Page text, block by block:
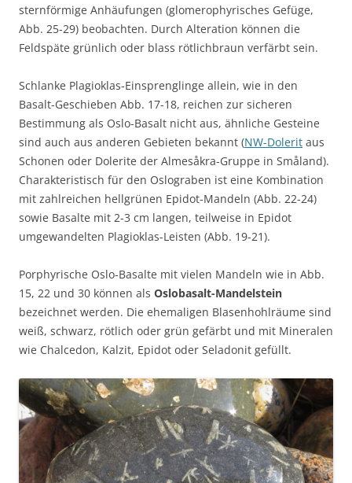
sternförmige Anhäufungen (glomerophyrisches Gefüge,
Abb. 25-29) beobachten. Durch Alteration können die
Feldspäte grünlich oder blass rötlichbraun verfärbt sein.
Schlanke Plagioklas-Einsprenglinge allein, wie in den
Basalt-Geschieben Abb. 17-18, reichen zur sicheren
Bestimmung als Oslo-Basalt nicht aus, ähnliche Gesteine
sind auch aus anderen Gebieten bekannt (NW-Dolerit aus
Schonen oder Dolerite der Almesåkra-Gruppe in Småland).
Charakteristisch für den Oslograben ist eine Kombination
mit zahlreichen hellgrünen Epidot-Mandeln (Abb. 22-24)
sowie Basalte mit 2-3 cm langen, teilweise in Epidot
umgewandelten Plagioklas-Leisten (Abb. 19-21).
Porphyrische Oslo-Basalte mit vielen Mandeln wie in Abb.
15, 22 und 30 können als Oslobasalt-Mandelstein
bezeichnet werden. Die ehemaligen Blasenhohlräume sind
weiß, schwarz, rötlich oder grün gefärbt und mit Mineralen
wie Chalcedon, Kalzit, Epidot oder Seladonit gefüllt.